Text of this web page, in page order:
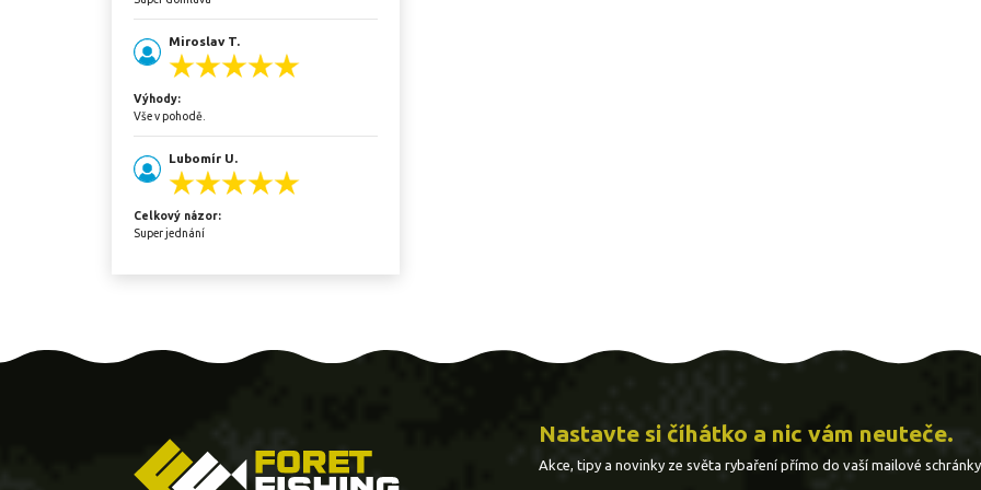
Miroslav T.
Výhody:
Vše v pohodě.
Lubomír U.
Celkový názor:
Super jednání
Nastavte si číhátko a nic vám neuteče.
Akce, tipy a novinky ze světa rybaření přímo do vaší mailové